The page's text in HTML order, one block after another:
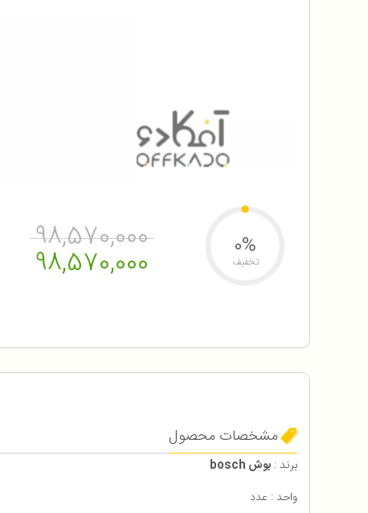
98,570,000
98,570,000 0%
تخفیف
مشخصات محصول
برند : بوش bosch
واحد : عدد